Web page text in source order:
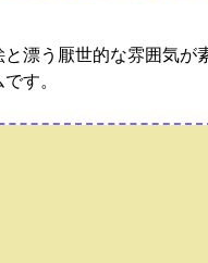
と漂う厭世的な雰囲気が
す。